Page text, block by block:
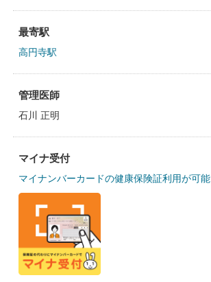
最寄駅
高円寺駅
管理医師
石川 正明
マイナ受付
マイナンバーカードの健康保険証利用が可能